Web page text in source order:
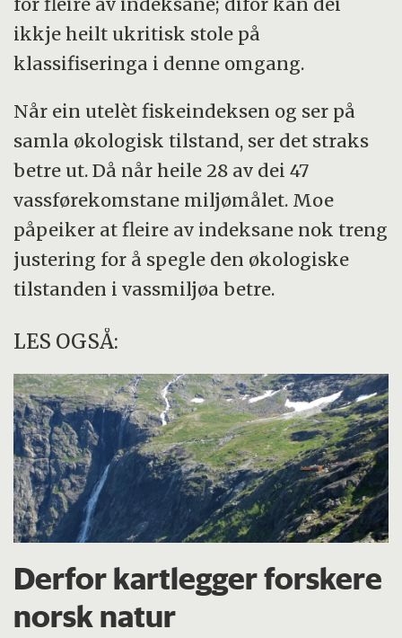
ikkje heilt ukritisk stole på
klassifiseringa i denne omgang.
Når ein utelèt fiskeindeksen og ser på
samla økologisk tilstand, ser det straks
betre ut. Då når heile 28 av dei 47
vassførekomstane miljømålet. Moe
påpeiker at fleire av indeksane nok treng
justering for å spegle den økologiske
tilstanden i vassmiljøa betre.
LES OGSÅ:
Derfor kartlegger forskere
norsk natur